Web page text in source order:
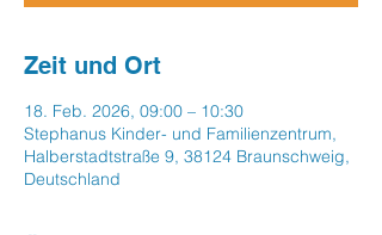
Zeit und Ort
18. Feb. 2026, 09:00 – 10:30
Stephanus Kinder- und Familienzentrum,
Halberstadtstraße 9, 38124 Braunschweig,
Deutschland